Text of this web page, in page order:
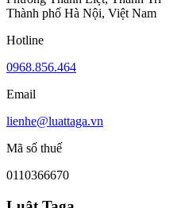
Thành phố Hà Nội, Việt Nam
Hotline
0968.856.464
Email
lienhe@luattaga.vn
Mã số thuế
0110366670